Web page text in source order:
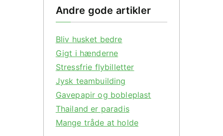
Andre gode artikler
Bliv husket bedre
Gigt i hænderne
Stressfrie flybilletter
Jysk teambuilding
Gavepapir og bobleplast
Thailand er paradis
Mange tråde at holde